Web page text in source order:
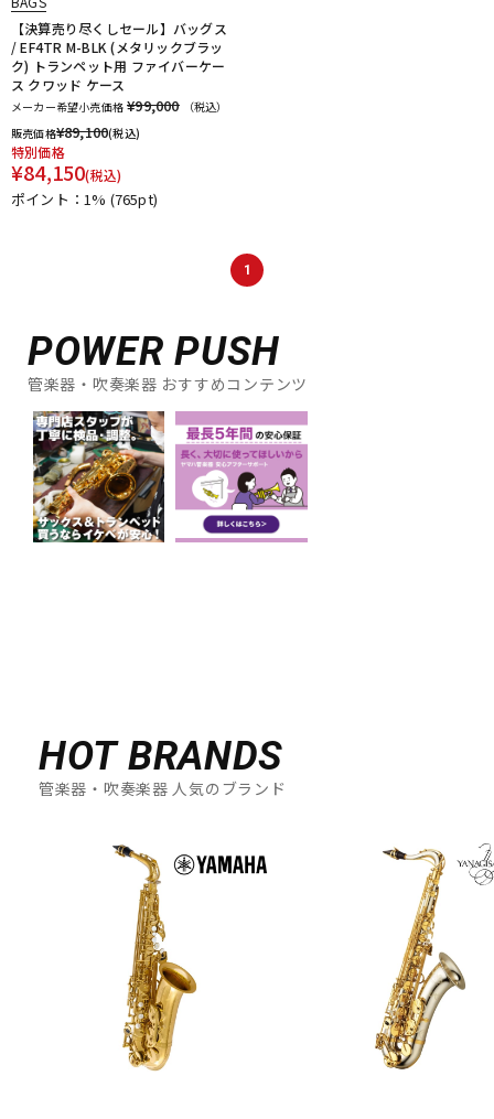
【決算売り尽くしセール】バッグス
/ EF4TR M-BLK (メタリックブラッ
ク) トランペット用 ファイバーケー
ス クワッド ケース
メーカー希望小売価格 ¥99,000
（税込）
販売価格¥89,100(税込)
特別価格
¥84,150(税込)
ポイント：1% (765pt)
1
POWER PUSH
管楽器・吹奏楽器 おすすめコンテンツ
HOT BRANDS
管楽器・吹奏楽器 人気のブランド